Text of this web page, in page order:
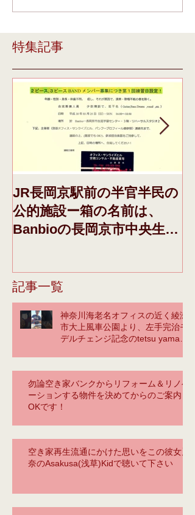
特集記事
JR長岡京駅前の半官半民の
公的施設ー箱の名前は、
Banbioの長岡京市中央生涯
の初めから、下記、告知チ
ラシと弊社パンフを設置し
ていただいているので、そ
記事一覧
神奈川海老名オフィスの近く綾瀬
市大上風車公園より、左手完治モ
デルチェンジ記念のtetsu yamaに
勿論空き家バンクからリフォーム＆リノベ
ーションする物件を決めてからのご案内も
OKです！
空き家再生流通にかけた思いをこの彼女麗
奈のAsakusa(浅草)Kidで聴いて下さい